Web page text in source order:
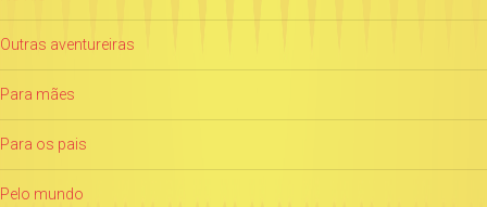
Outras aventureiras
Para mães
Para os pais
Pelo mundo